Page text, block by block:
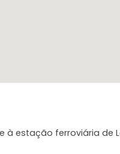
à estação ferroviária de